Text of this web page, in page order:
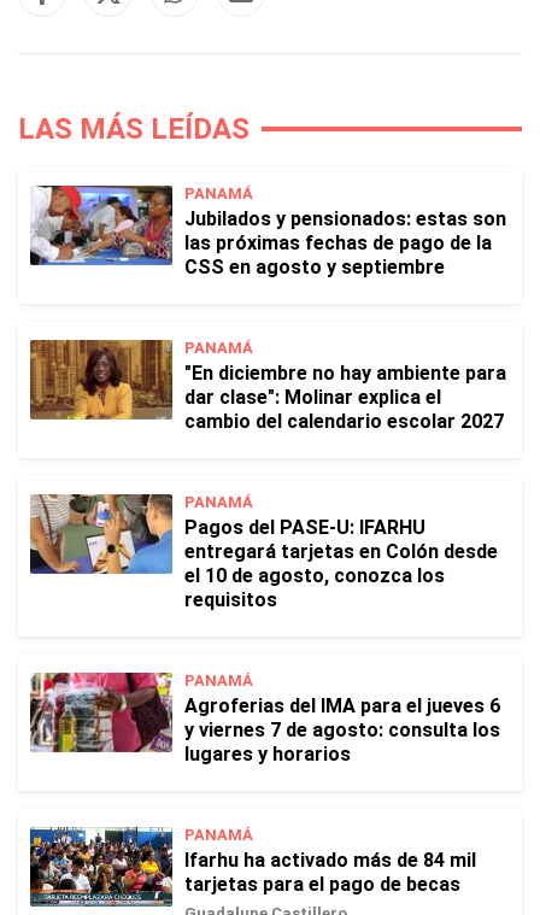
LAS MÁS LEÍDAS
PANAMÁ
Jubilados y pensionados: estas son
las próximas fechas de pago de la
CSS en agosto y septiembre
PANAMÁ
"En diciembre no hay ambiente para
dar clase": Molinar explica el
cambio del calendario escolar 2027
PANAMÁ
Pagos del PASE-U: IFARHU
entregará tarjetas en Colón desde
el 10 de agosto, conozca los
requisitos
PANAMÁ
Agroferias del IMA para el jueves 6
y viernes 7 de agosto: consulta los
lugares y horarios
PANAMÁ
Ifarhu ha activado más de 84 mil
tarjetas para el pago de becas